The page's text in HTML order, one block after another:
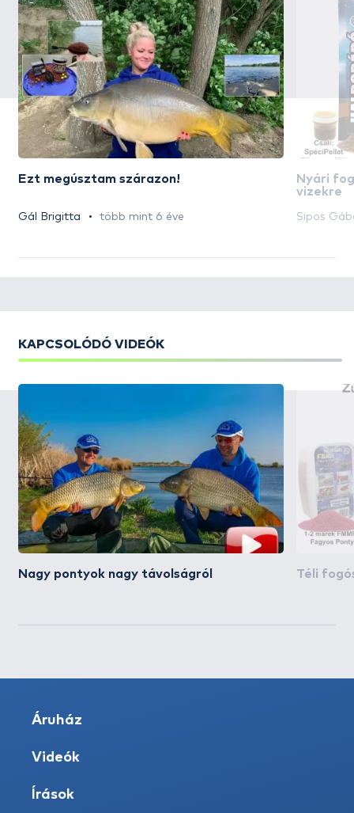
Ezt megúsztam szárazon!
Gál Brigitta több mint 6 éve
Nyári
vizekre
Sipos
KAPCSOLÓDÓ VIDEÓK
Nagy pontyok nagy távolságról Téli
Áruház
Videók
Írások